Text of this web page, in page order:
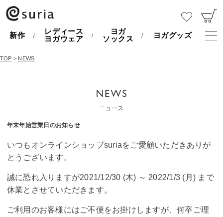
新作
レディース
ヨガウェア
ヨガ
ソックス
ヨガグッズ
TOP > NEWS
ニュース
年末年始営業日のお知らせ
いつもオンラインショップsuriaをご愛顧いただきありが
とうございます。
誠に恐れ入りますが2021/12/30 (木) ～ 2022/1/3 (月) まで
休業とさせていただきます。
ご利用のお客様にはご不便をお掛けしますが、何卒ご理